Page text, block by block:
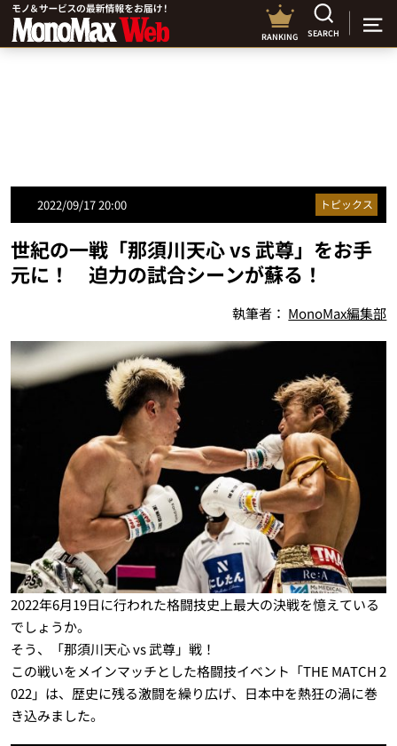
RANKING SEARCH
2022/09/17 20:00 トピックス
世紀の一戦「那須川天心 vs 武尊」をお手
元に！ 迫力の試合シーンが蘇る！
執筆者： MonoMax編集部
2022年6月19日に行われた格闘技史上最大の決戦を憶えている
でしょうか。
そう、「那須川天心 vs 武尊」戦！
この戦いをメインマッチとした格闘技イベント「THE MATCH 2
022」は、歴史に残る激闘を繰り広げ、日本中を熱狂の渦に巻
き込みました。